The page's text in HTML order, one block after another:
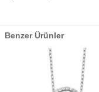
Benzer Ürünler